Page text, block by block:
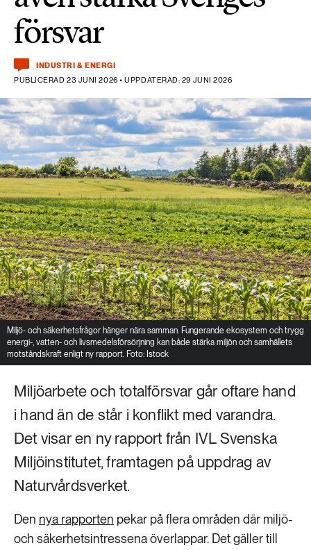
försvar
INDUSTRI & ENERGI
PUBLICERAD 23 JUNI 2026 • UPPDATERAD: 29 JUNI 2026
Miljö- och säkerhetsfrågor hänger nära samman. Fungerande ekosystem och trygg
energi-, vatten- och livsmedelsförsörjning kan både stärka miljön och samhällets
motståndskraft enligt ny rapport. Foto: Istock
Miljöarbete och totalförsvar går oftare hand
i hand än de står i konflikt med varandra.
Det visar en ny rapport från IVL Svenska
Miljöinstitutet, framtagen på uppdrag av
Naturvårdsverket.
Den nya rapporten pekar på flera områden där miljö-
och säkerhetsintressena överlappar. Det gäller till